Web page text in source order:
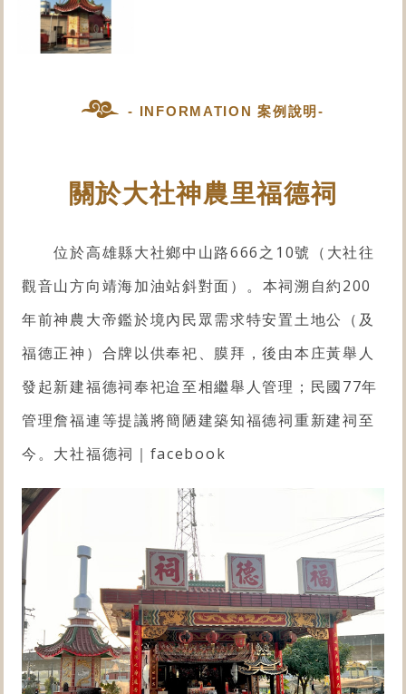
- INFORMATION 案例說明-
關於大社神農里福德祠
位於高雄縣大社鄉中山路666之10號（大社往
觀音山方向靖海加油站斜對面）。 本祠溯自約200
年前神農大帝鑑於境內民眾需求特安置土地公（及
福德正神）合牌以供奉祀、膜拜，後由本庄黃舉人
發起新建福德祠奉祀迨至相繼舉人管理；民國77年
管理詹福連等提議將簡陋建築知福德祠重新建祠至
今。 大社福德祠｜facebook